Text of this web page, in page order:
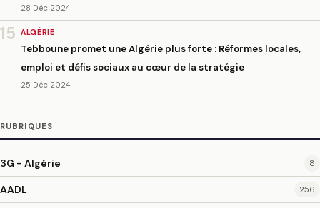
28 Déc 2024
15 ALGÉRIE
Tebboune promet une Algérie plus forte : Réformes locales,
emploi et défis sociaux au cœur de la stratégie
25 Déc 2024
RUBRIQUES
3G - Algérie 8
AADL 256